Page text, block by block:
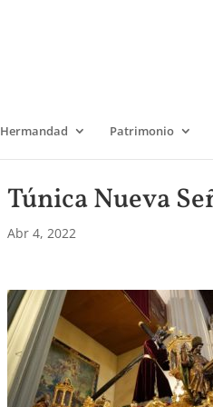
Hermandad Patrimonio
Túnica Nueva
Abr 4, 2022